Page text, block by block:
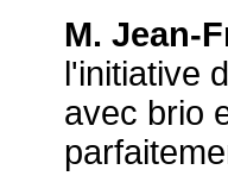
M. Jean-
l'initiative
avec brio